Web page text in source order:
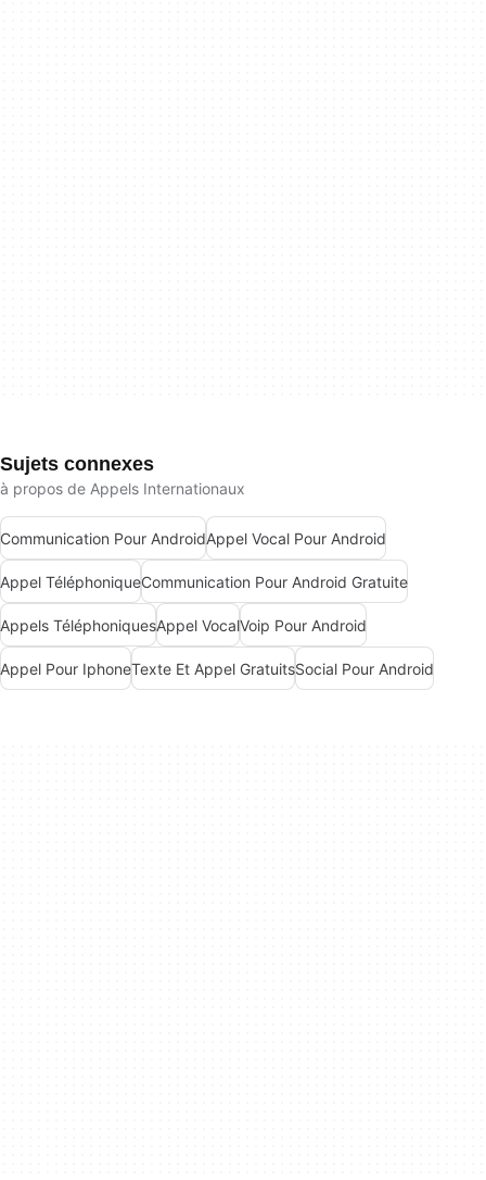
Sujets connexes
à propos de Appels Internationaux
Communication Pour AndroidAppel Vocal Pour Android
Appel TéléphoniqueCommunication Pour Android Gratuite
Appels TéléphoniquesAppel VocalVoip Pour Android
Appel Pour IphoneTexte Et Appel GratuitsSocial Pour Android